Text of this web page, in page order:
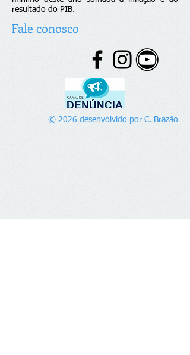
resultado do PIB.
Fale conosco
© 2026 desenvolvido por C. Brazão